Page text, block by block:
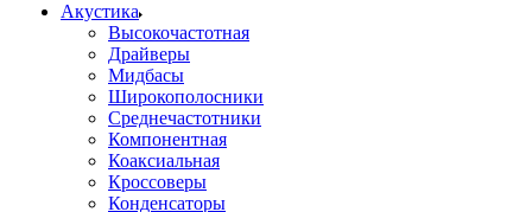
Акустика
Высокочастотная
Драйверы
Мидбасы
Широкополосники
Среднечастотники
Компонентная
Коаксиальная
Кроссоверы
Конденсаторы